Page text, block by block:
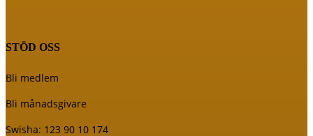
STÖD OSS
Bli medlem
Bli månadsgivare
Swisha: 123 90 10 174